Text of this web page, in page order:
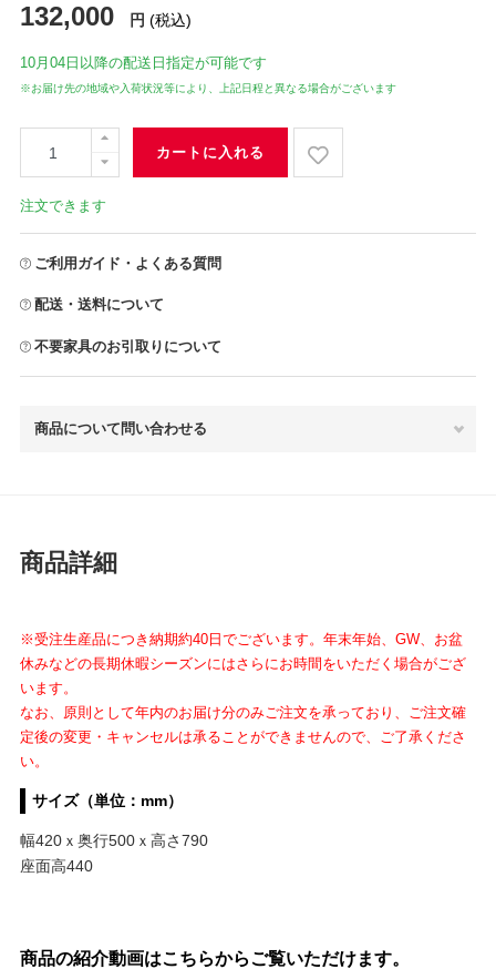
132,000 円 (税込)
10月04日 以降の配送日指定が可能です
※お届け先の地域や入荷状況等により、上記日程と異なる場合がございます
カートに入れる
注文できます
ご利用ガイド・よくある質問
配送・送料について
不要家具のお引取りについて
商品について問い合わせる
商品詳細
※受注生産品につき納期約40日でございます。年末年始、GW、お盆
休みなどの長期休暇シーズンにはさらにお時間をいただく場合がござ
います。
なお、
原則として年内のお届け分のみご注文を承っており、
ご注文確
定後の変更・キャンセルは承ることができませんので、ご了承くださ
い。
サイズ（単位：mm）
幅420ｘ奥行500ｘ高さ790
座面高440
商品の紹介動画はこちらからご覧いただけます。